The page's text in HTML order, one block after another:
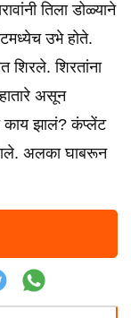
तिला डोळ्याने
उभे होते.
शिरले. शिरतांना
असून
काय झालं? कंप्लेंट
अलका घाबरून